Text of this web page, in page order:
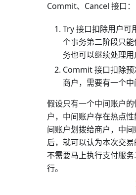
Commit、Cancel 接口：
Try 接口扣除用户可
个事务第二阶段只
务也可以继续处理用
Commit 接口扣除
商户，需要有一个中
假设只有一个中间账户
户，中间账户存在热点
间账户划拨给商户，中
后，就可以认为本次交
不需要马上执行支付服
行。